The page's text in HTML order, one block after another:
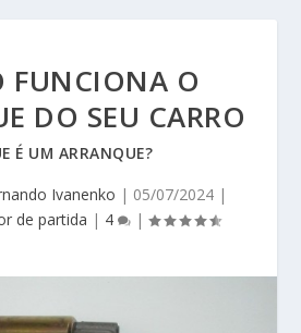
FUNCIONA O
DO SEU CARRO
É UM ARRANQUE?
Ivanenko | 05/07/2024 |
de partida | 4 |